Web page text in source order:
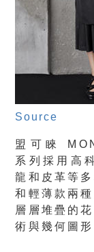
Source
盟可睞
系列採用高
龍和皮革等
和輕薄款兩
層層堆疊的
術與幾何圖形